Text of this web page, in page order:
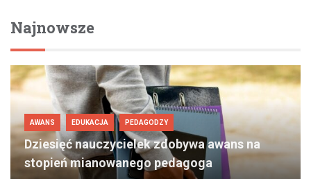
Najnowsze
AWANS EDUKACJA PEDAGODZY
Dziesięć nauczycielek zdobywa awans na
stopień mianowanego pedagoga